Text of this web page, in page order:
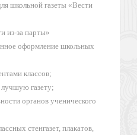
школьной газеты «Вести
из-за парты»
оформление школьных
классов;
газету;
органов ученического
стенгазет, плакатов,